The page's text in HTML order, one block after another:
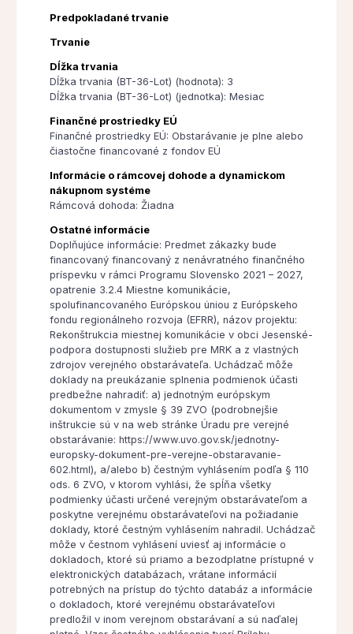
Predpokladané trvanie
Trvanie
Dĺžka trvania
Dĺžka trvania (BT-36-Lot) (hodnota): 3
Dĺžka trvania (BT-36-Lot) (jednotka): Mesiac
Finančné prostriedky EÚ
Finančné prostriedky EÚ: Obstarávanie je plne alebo
čiastočne financované z fondov EÚ
Informácie o rámcovej dohode a dynamickom
nákupnom systéme
Rámcová dohoda: Žiadna
Ostatné informácie
Doplňujúce informácie: Predmet zákazky bude
financovaný financovaný z nenávratného finančného
príspevku v rámci Programu Slovensko 2021 – 2027,
opatrenie 3.2.4 Miestne komunikácie,
spolufinancovaného Európskou úniou z Európskeho
fondu regionálneho rozvoja (EFRR), názov projektu:
Rekonštrukcia miestnej komunikácie v obci Jesenské-
podpora dostupnosti služieb pre MRK a z vlastných
zdrojov verejného obstarávateľa. Uchádzač môže
doklady na preukázanie splnenia podmienok účasti
predbežne nahradiť: a) jednotným európskym
dokumentom v zmysle § 39 ZVO (podrobnejšie
inštrukcie sú v na web stránke Úradu pre verejné
obstarávanie: https://www.uvo.gov.sk/jednotny-
europsky-dokument-pre-verejne-obstaravanie-
602.html), a/alebo b) čestným vyhlásením podľa § 110
ods. 6 ZVO, v ktorom vyhlási, že spĺňa všetky
podmienky účasti určené verejným obstarávateľom a
poskytne verejnému obstarávateľovi na požiadanie
doklady, ktoré čestným vyhlásením nahradil. Uchádzač
môže v čestnom vyhlásení uviesť aj informácie o
dokladoch, ktoré sú priamo a bezodplatne prístupné v
elektronických databázach, vrátane informácií
potrebných na prístup do týchto databáz a informácie
o dokladoch, ktoré verejnému obstarávateľovi
predložil v inom verejnom obstarávaní a sú naďalej